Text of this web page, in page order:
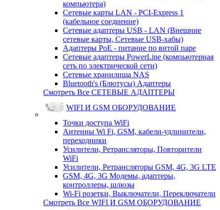
компьютера)
Сетевые карты LAN - PCI-Express 1
(кабельное соедиение)
Сетевые адаптеры USB - LAN (Внешние
сетевые карты, Сетевые USB-хабы)
Адаптеры PoE - питание по витой паре
Сетевые адаптеры PowerLine (компьютерная
сеть по электрической сети)
Сетевые хранилища NAS
Bluetooth's (Блютусы) Адаптеры
Смотреть Все СЕТЕВЫЕ АДАПТЕРЫ
WIFI И GSM ОБОРУДОВАНИЕ
Точки доступа WiFi
Антенны Wi Fi, GSM, кабели-удлинители,
переходники
Усилители, Ретрансляторы, Повторители
WiFi
Усилители, Ретрансляторы GSM, 4G, 3G LTE
GSM, 4G, 3G Модемы, адаптеры,
контроллеры, шлюзы
Wi-Fi розетки, Выключатели, Переключатели
Смотреть Все WIFI И GSM ОБОРУДОВАНИЕ